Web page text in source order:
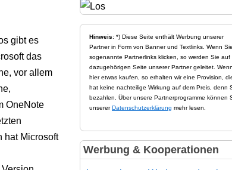
gibt es
das
vor allem
OneNote
hat Microsoft
Hinweis: *) Diese Seite enthält Werbung unserer
Partner in Form von Banner und Textlinks. Wenn
sogenannte Partnerlinks klicken, so werden Sie auf
dazugehörigen Seite unserer Partner geleitet.
hier etwas kaufen, so erhalten wir eine Provision,
hat keine nachteilige Wirkung auf dem Preis, denn
bezahlen. Über unsere Partnerprogramme können
unsererDatenschutzerklärung mehr lesen.
Werbung & Kooperationen